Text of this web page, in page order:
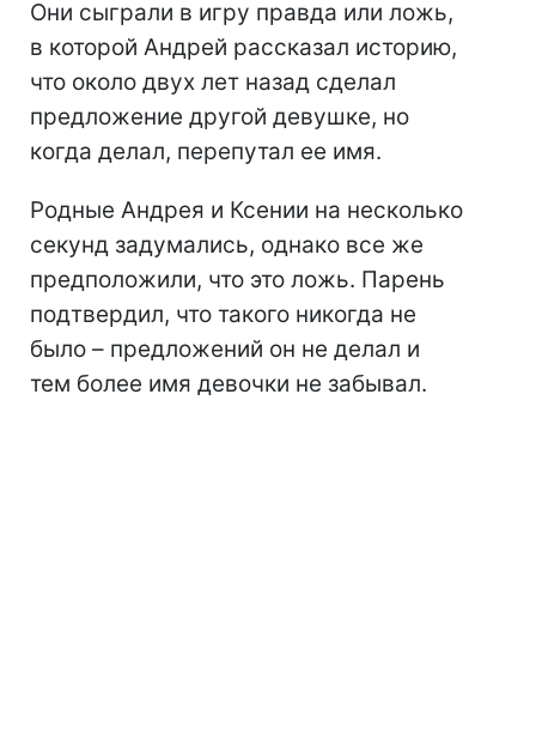
Они сыграли в игру правда или ложь,
в которой Андрей рассказал историю,
что около двух лет назад сделал
предложение другой девушке, но
когда делал, перепутал ее имя.
Родные Андрея и Ксении на несколько
секунд задумались, однако все же
предположили, что это ложь. Парень
подтвердил, что такого никогда не
было – предложений он не делал и
тем более имя девочки не забывал.